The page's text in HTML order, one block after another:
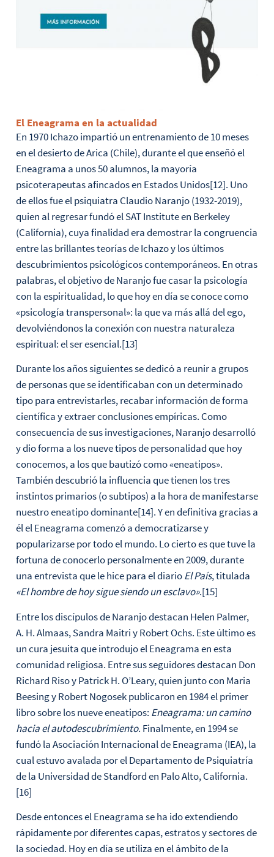
El Eneagrama en la actualidad
En 1970 Ichazo impartió un entrenamiento de 10 meses
en el desierto de Arica (Chile), durante el que enseñó el
Eneagrama a unos 50 alumnos, la mayoría
psicoterapeutas afincados en Estados Unidos[12]. Uno
de ellos fue el psiquiatra Claudio Naranjo (1932-2019),
quien al regresar fundó el SAT Institute en Berkeley
(California), cuya finalidad era demostrar la congruencia
entre las brillantes teorías de Ichazo y los últimos
descubrimientos psicológicos contemporáneos. En otras
palabras, el objetivo de Naranjo fue casar la psicología
con la espiritualidad, lo que hoy en día se conoce como
«psicología transpersonal»: la que va más allá del ego,
devolviéndonos la conexión con nuestra naturaleza
espiritual: el ser esencial.[13]
Durante los años siguientes se dedicó a reunir a grupos
de personas que se identificaban con un determinado
tipo para entrevistarles, recabar información de forma
científica y extraer conclusiones empíricas. Como
consecuencia de sus investigaciones, Naranjo desarrolló
y dio forma a los nueve tipos de personalidad que hoy
conocemos, a los que bautizó como «eneatipos».
También descubrió la influencia que tienen los tres
instintos primarios (o subtipos) a la hora de manifestarse
nuestro eneatipo dominante[14]. Y en definitiva gracias a
él el Eneagrama comenzó a democratizarse y
popularizarse por todo el mundo. Lo cierto es que tuve la
fortuna de conocerlo personalmente en 2009, durante
una entrevista que le hice para el diarioEl País, titulada
«El hombre de hoy sigue siendo un esclavo».[15]
Entre los discípulos de Naranjo destacan Helen Palmer,
A. H. Almaas, Sandra Maitri y Robert Ochs. Este último es
un cura jesuita que introdujo el Eneagrama en esta
comunidad religiosa. Entre sus seguidores destacan Don
Richard Riso y Patrick H. O’Leary, quien junto con Maria
Beesing y Robert Nogosek publicaron en 1984 el primer
libro sobre los nueve eneatipos: Eneagrama: un camino
hacia el autodescubrimiento. Finalmente, en 1994 se
fundó la Asociación Internacional de Eneagrama (IEA), la
cual estuvo avalada por el Departamento de Psiquiatría
de la Universidad de Standford en Palo Alto, California.
[16]
Desde entonces el Eneagrama se ha ido extendiendo
rápidamente por diferentes capas, estratos y sectores de
la sociedad. Hoy en día se utiliza en el ámbito de la